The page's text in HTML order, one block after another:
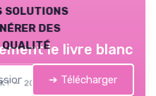
solutions
des
qualité
! — 2026
le livre blanc
➔ Télécharger